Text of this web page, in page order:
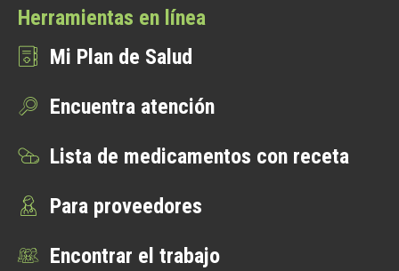
Herramientas en línea
Mi Plan de Salud
Encuentra atención
Lista de medicamentos con receta
Para proveedores
Encontrar el trabajo